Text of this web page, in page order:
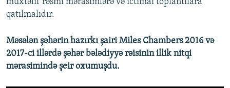
müxtəlif rəsmi mərasimlərə və ictimai toplantılara
qatılmalıdır.
Məsələn şəhərin hazırkı şairi Miles Chambers 2016 və
2017-ci illərdə şəhər bələdiyyə rəisinin illik nitqi
mərasimində şeir oxumuşdu.